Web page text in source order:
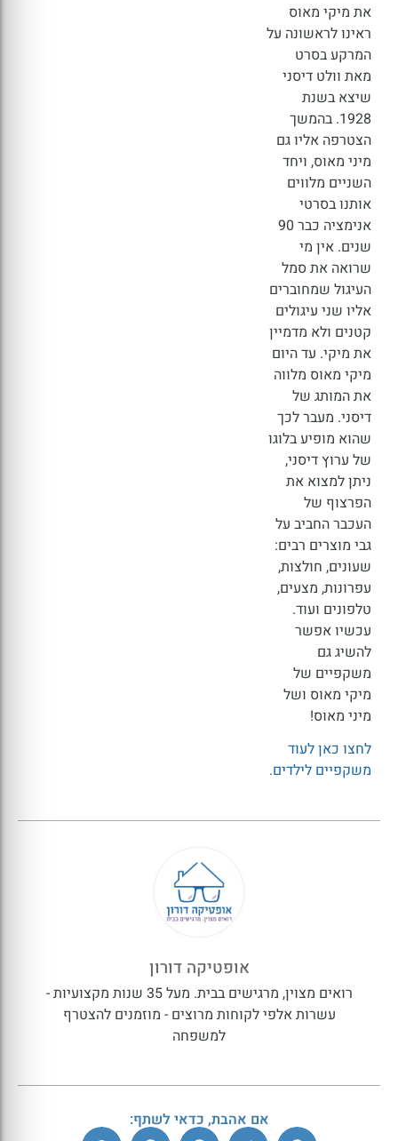
את מיקי מאוס
ראינו לראשונה על
המרקע בסרט
מאת וולט דיסני
שיצא בשנת
1928. בהמשך
הצטרפה אליו גם
מיני מאוס, ויחד
השניים מלווים
אותנו בסרטי
אנימציה כבר 90
שנים. אין מי
שרואה את סמל
העיגול שמחוברים
אליו שני עיגולים
קטנים ולא מדמיין
את מיקי. עד היום
מיקי מאוס מלווה
את המותג של
דיסני. מעבר לכך
שהוא מופיע בלוגו
של ערוץ דיסני,
ניתן למצוא את
הפרצוף של
העכבר החביב על
גבי מוצרים רבים:
שעונים, חולצות,
עפרונות, מצעים,
טלפונים ועוד.
עכשיו אפשר
להשיג גם
משקפיים של
מיקי מאוס ושל
מיני מאוס!
לחצו כאן לעוד
משקפיים לילדים.
אופטיקה דורון
רואים מצוין, מרגישים בבית. מעל 35 שנות מקצועיות -
עשרות אלפי לקוחות מרוצים - מוזמנים להצטרף
למשפחה
אם אהבת, כדאי לשתף: